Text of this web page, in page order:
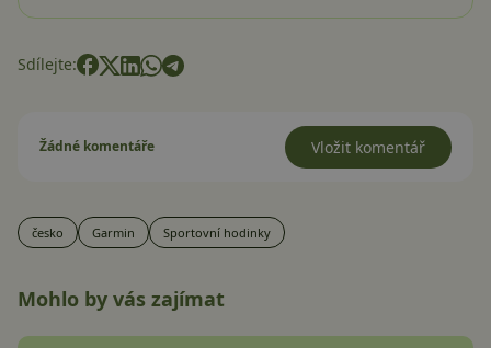
Sdílejte:
Žádné komentáře Vložit komentář
česko Garmin Sportovní hodinky
Mohlo by vás zajímat